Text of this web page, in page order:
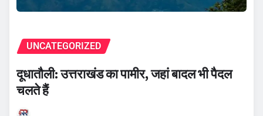
UNCATEGORIZED
दूधातौली: उत्तराखंड का पामीर, जहां बादल भी पैदल
चलते हैं